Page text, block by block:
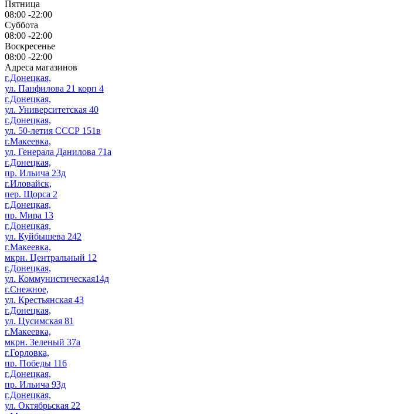
Пятница
08:00 -22:00
Суббота
08:00 -22:00
Воскресенье
08:00 -22:00
Адреса магазинов
г.Донецкая,
ул. Панфилова 21 корп 4
г.Донецкая,
ул. Университетская 40
г.Донецкая,
ул. 50-летия СССР 151в
г.Макеевка,
ул. Генерала Данилова 71а
г.Донецкая,
пр. Ильича 23д
г.Иловайск,
пер. Щорса 2
г.Донецкая,
пр. Мира 13
г.Донецкая,
ул. Куйбышева 242
г.Макеевка,
мкрн. Центральный 12
г.Донецкая,
ул. Коммунистическая14д
г.Снежное,
ул. Крестьянская 43
г.Донецкая,
ул. Цусимская 81
г.Макеевка,
мкрн. Зеленый 37а
г.Горловка,
пр. Победы 116
г.Донецкая,
пр. Ильича 93д
г.Донецкая,
ул. Октябрьская 22